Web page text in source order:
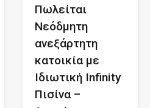
Πωλείται
Νεόδμητη
ανεξάρτητη
κατοικία με
Ιδιωτική Infinity
Πισίνα –